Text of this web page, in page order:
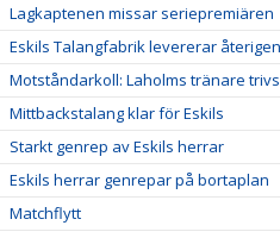
Lagkaptenen missar seriepremiären
Eskils Talangfabrik levererar återigen
Motståndarkoll: Laholms tränare
Mittbackstalang klar för Eskils
Starkt genrep av Eskils herrar
Eskils herrar genrepar på bortaplan
Matchflytt